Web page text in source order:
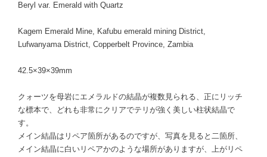
Beryl var. Emerald with Quartz
Kagem Emerald Mine, Kafubu emerald mining District,
Lufwanyama District, Copperbelt Province, Zambia
42.5×39×39mm
クォーツを母岩にエメラルドの結晶が複数見られる、正にリッチ
な標本で、どれも非常にクリアでテリが強く美しい柱状結晶で
す。
メイン結晶はリペア箇所があるのですが、写真を見ると二箇所、
メイン結晶に白いリペアかのような場所がありますが、上がリペ